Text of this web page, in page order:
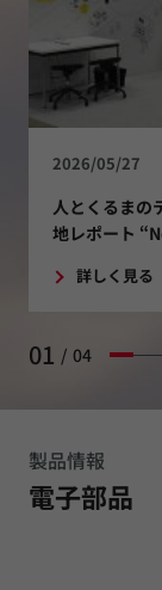
2026/05/27
人とくるまの
地レポート
詳しく見る
01 / 04
製品情報
電子部品